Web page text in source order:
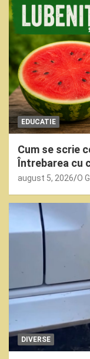
EDUCATIE
Cum se scrie
Întrebarea cu
august 5, 2026 O
DIVERSE